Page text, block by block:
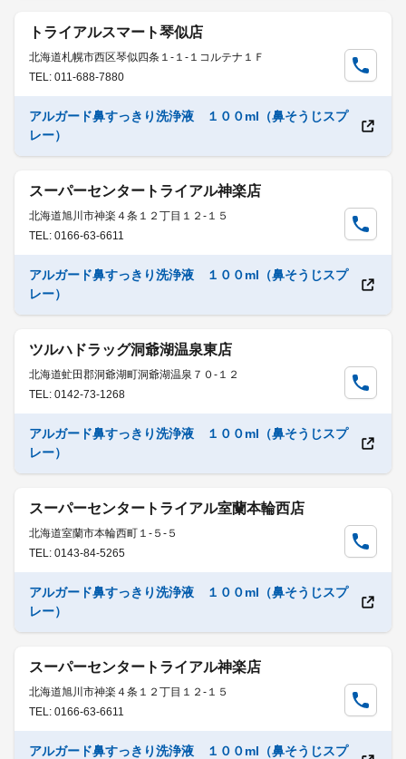
トライアルスマート琴似店
北海道札幌市西区琴似四条１-１-１コルテナ１Ｆ
TEL: 011-688-7880
アルガード鼻すっきり洗浄液 １００ml（鼻そうじスプ
レー）
スーパーセンタートライアル神楽店
北海道旭川市神楽４条１２丁目１２-１５
TEL: 0166-63-6611
アルガード鼻すっきり洗浄液 １００ml（鼻そうじスプ
レー）
ツルハドラッグ洞爺湖温泉東店
北海道虻田郡洞爺湖町洞爺湖温泉７０-１２
TEL: 0142-73-1268
アルガード鼻すっきり洗浄液 １００ml（鼻そうじスプ
レー）
スーパーセンタートライアル室蘭本輪西店
北海道室蘭市本輪西町１-５-５
TEL: 0143-84-5265
アルガード鼻すっきり洗浄液 １００ml（鼻そうじスプ
レー）
スーパーセンタートライアル神楽店
北海道旭川市神楽４条１２丁目１２-１５
TEL: 0166-63-6611
アルガード鼻すっきり洗浄液 １００ml（鼻そうじスプ